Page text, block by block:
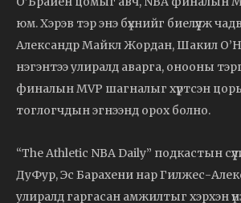
юм. Хэрэв тэр энэ бүхнийг биелүүлж
Александр Майкл Жордан, Шакил
нэгэнтээ улиралд аварга, онооны
финалын MVP шагналыг хүртсэн
тоглогчдын эгнээнд орох болно.
“The Athletic NBA Daily” подкастын
ДуФур, Эс Барахени нар Гилжес-
улиралд гаргасан амжилтыг хэрхэн